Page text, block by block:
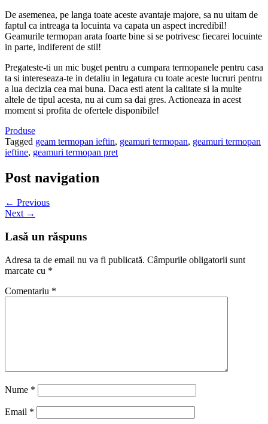
De asemenea, pe langa toate aceste avantaje majore, sa nu uitam de
faptul ca intreaga ta locuinta va capata un aspect incredibil!
Geamurile termopan arata foarte bine si se potrivesc fiecarei locuinte
in parte, indiferent de stil!
Pregateste-ti un mic buget pentru a cumpara termopanele pentru casa
ta si intereseaza-te in detaliu in legatura cu toate aceste lucruri pentru
a lua decizia cea mai buna. Daca esti atent la calitate si la multe
altele de tipul acesta, nu ai cum sa dai gres. Actioneaza in acest
moment si profita de ofertele disponibile!
Produse
Tagged geam termopan ieftin, geamuri termopan, geamuri termopan
ieftine, geamuri termopan pret
Post navigation
← Previous
Next →
Lasă un răspuns
Adresa ta de email nu va fi publicată. Câmpurile obligatorii sunt
marcate cu *
Comentariu *
Nume *
Email *